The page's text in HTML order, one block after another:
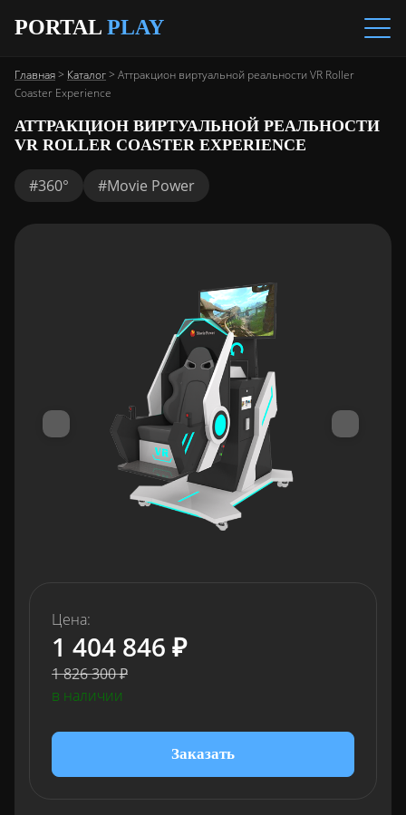
PORTAL PLAY
Главная> Каталог> Аттракцион виртуальной реальности VR Roller
Coaster Experience
АТТРАКЦИОН ВИРТУАЛЬНОЙ РЕАЛЬНОСТИ
VR ROLLER COASTER EXPERIENCE
#360° #Movie Power
Цена:
1 404 846 ₽
1 826 300 ₽
в наличии
Заказать